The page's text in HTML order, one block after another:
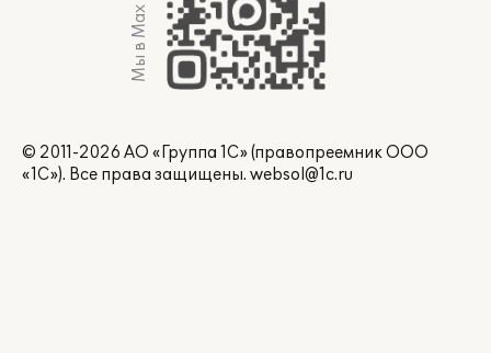
Мы в Max
© 2011-2026 АО «Группа 1С» (правопреемник ООО
«1С»). Все права защищены. websol@1c.ru